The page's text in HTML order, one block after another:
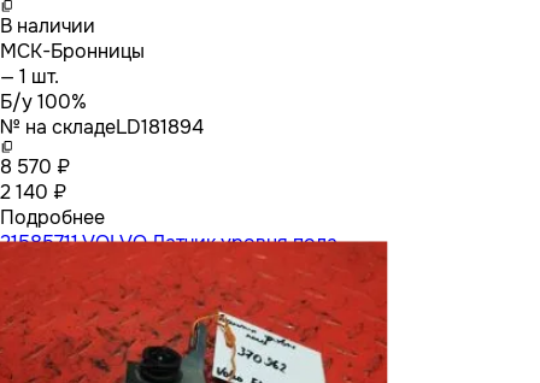
В наличии
МСК-Бронницы
— 1 шт.
Б/у 100%
№ на складеLD181894
8 570 ₽
2 140 ₽
Подробнее
21585711 VOLVO Датчик уровня пола